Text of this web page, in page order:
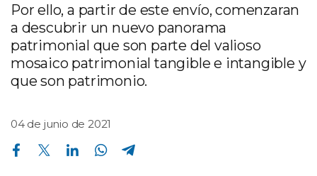
Por ello, a partir de este envío, comenzaran
a descubrir un nuevo panorama
patrimonial que son parte del valioso
mosaico patrimonial tangible e intangible y
que son patrimonio.
04 de junio de 2021
Compartir en Facebook Compartir en Twitter Compartir en Linkedin Compartir en Whatsapp